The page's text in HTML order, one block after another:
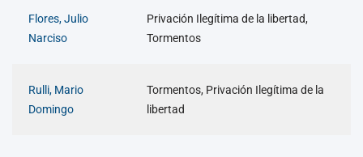
Flores, Julio
Narciso
Privación Ilegítima de la libertad,
Tormentos
Rulli, Mario
Domingo
Tormentos, Privación Ilegítima de la
libertad